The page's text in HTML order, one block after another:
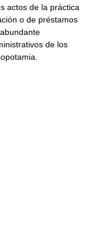
actos de la práctica
o de préstamos
de los